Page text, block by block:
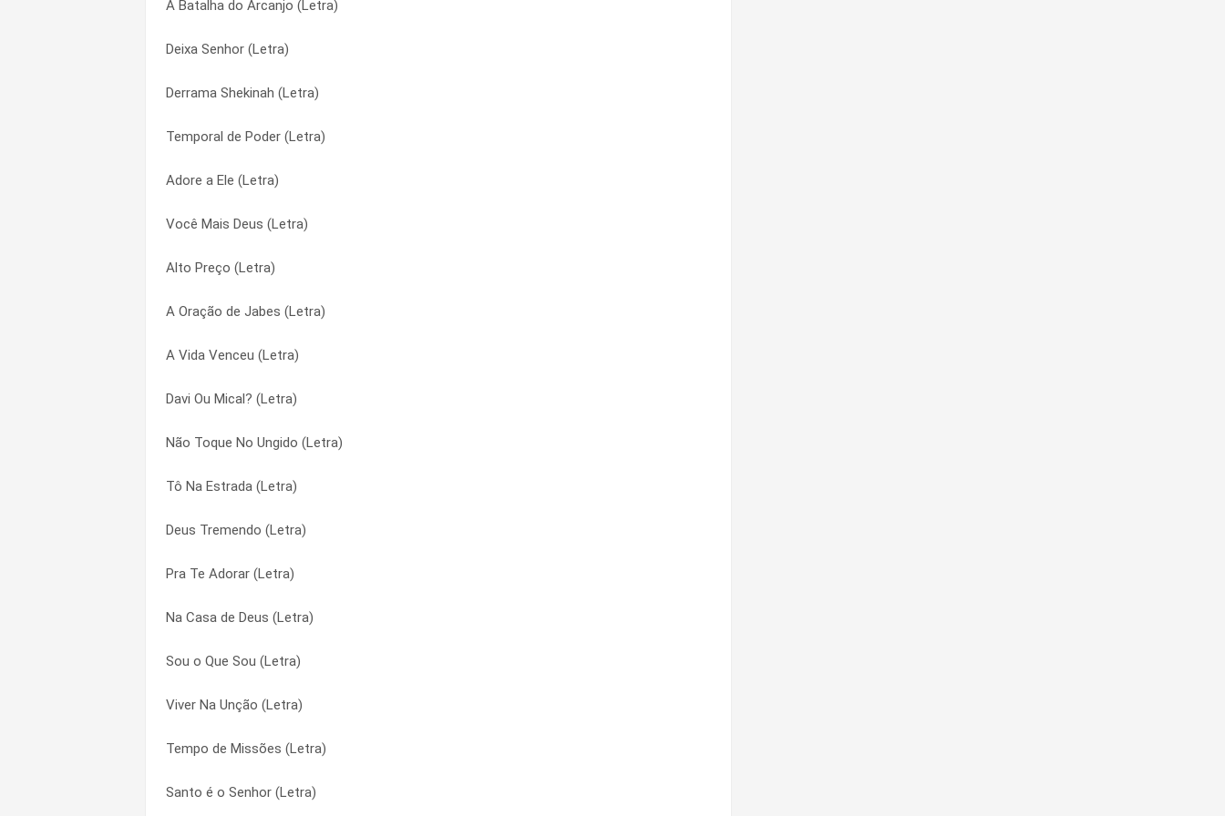
A Batalha do Arcanjo (Letra)
Deixa Senhor (Letra)
Derrama Shekinah (Letra)
Temporal de Poder (Letra)
Adore a Ele (Letra)
Você Mais Deus (Letra)
Alto Preço (Letra)
A Oração de Jabes (Letra)
A Vida Venceu (Letra)
Davi Ou Mical? (Letra)
Não Toque No Ungido (Letra)
Tô Na Estrada (Letra)
Deus Tremendo (Letra)
Pra Te Adorar (Letra)
Na Casa de Deus (Letra)
Sou o Que Sou (Letra)
Viver Na Unção (Letra)
Tempo de Missões (Letra)
Santo é o Senhor (Letra)
Adoração Sem Fim (Letra)
Quem Viver Verá (Letra)
Derrama Shekinah (Letra)
Na Mesa do Rei (Letra)
Sacrifício e Adoração (Letra)
Fim do Mundo (Letra)
Glória (Letra)
Um Novo Vencedor (Letra)
De Repente (Letra)
Diamante (Letra)
Adore a Ele (Letra)
Deixa Senhor (Letra)
A Batalha do Arcanjo (Letra)
Yeshua (Letra)
Pra Te Adorar (Letra)
Deixa o Anjo (Letra)
Aqui Tem Unção (Letra)
Preciso do Teu Espírito (Letra)
Casa de Deus (Letra)
Aparência (Letra)
Apocalipse (Letra)
Aqui Tem Unção (Letra)
Asas de Águia (Letra)
Batalha do Arcanjo (Letra)
Casa de Deus (Letra)
Celebrando a Vida (Letra)
Cidade Linda (Letra)
Consolador (Letra)
Davi Ou Mical? (Letra)
De Repente (Letra)
Deixa Deus Agir (Letra)
Deixa o Anjo (Letra)
Deixa Senhor (Letra)
Derrama Shekinah (Letra)
Deus Poderoso e Forte (Letra)
Deus Tremendo (Letra)
Deus Vai Reconstruir (Letra)
Diamante (Letra)